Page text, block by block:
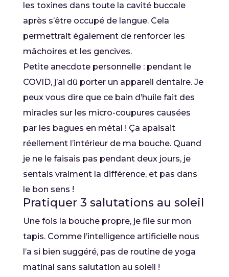
les toxines dans toute la cavité buccale
après s’être occupé de langue. Cela
permettrait également de renforcer les
mâchoires et les gencives.
Petite anecdote personnelle : pendant le
COVID, j’ai dû porter un appareil dentaire. Je
peux vous dire que ce bain d’huile fait des
miracles sur les micro-coupures causées
par les bagues en métal ! Ça apaisait
réellement l’intérieur de ma bouche. Quand
je ne le faisais pas pendant deux jours, je
sentais vraiment la différence, et pas dans
le bon sens !
Pratiquer 3 salutations au soleil
Une fois la bouche propre, je file sur mon
tapis. Comme l’intelligence artificielle nous
l’a si bien suggéré, pas de routine de yoga
matinal sans salutation au soleil !